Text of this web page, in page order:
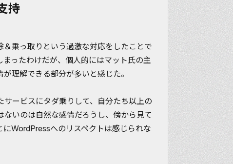
持
乗っ取りという過激な対応をしたことで
ったわけだが、個人的にはマット氏の主
理解できる部分が多いと感じた。
ービスにタダ乗りして、自分たち以上の
いのは自然な感情だろうし、傍から見て
WordPressへのリスペクトは感じられな